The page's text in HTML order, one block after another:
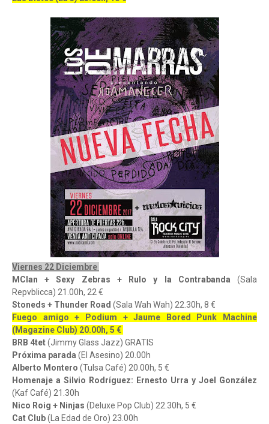
Viernes 22 Diciembre
MClan + Sexy Zebras + Rulo y la Contrabanda (Sala
Repvblicca) 21.00h, 22 €
Stoneds + Thunder Road (Sala Wah Wah) 22.30h, 8 €
Fuego amigo + Podium + Jaume Bored Punk Machine
(Magazine Club) 20.00h, 5 €
BRB 4tet(Jimmy Glass Jazz) GRATIS
Próxima parada (El Asesino) 20.00h
Alberto Montero (Tulsa Café) 20.00h, 5 €
Homenaje a Silvio Rodríguez: Ernesto Urra y Joel González
(Kaf Café) 21.30h
Nico Roig + Ninjas (Deluxe Pop Club) 22.30h, 5 €
Cat Club(La Edad de Oro) 23.00h